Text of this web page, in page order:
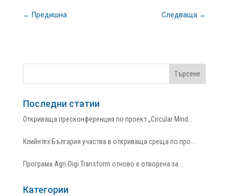
← Предишна Следваща →
Последни статии
Откриваща пресконференция по проект „Circular Mind…
Клийнтех България участва в откриваща среща по про…
Програма Agri-Digi Transform отново е отворена за …
Категории